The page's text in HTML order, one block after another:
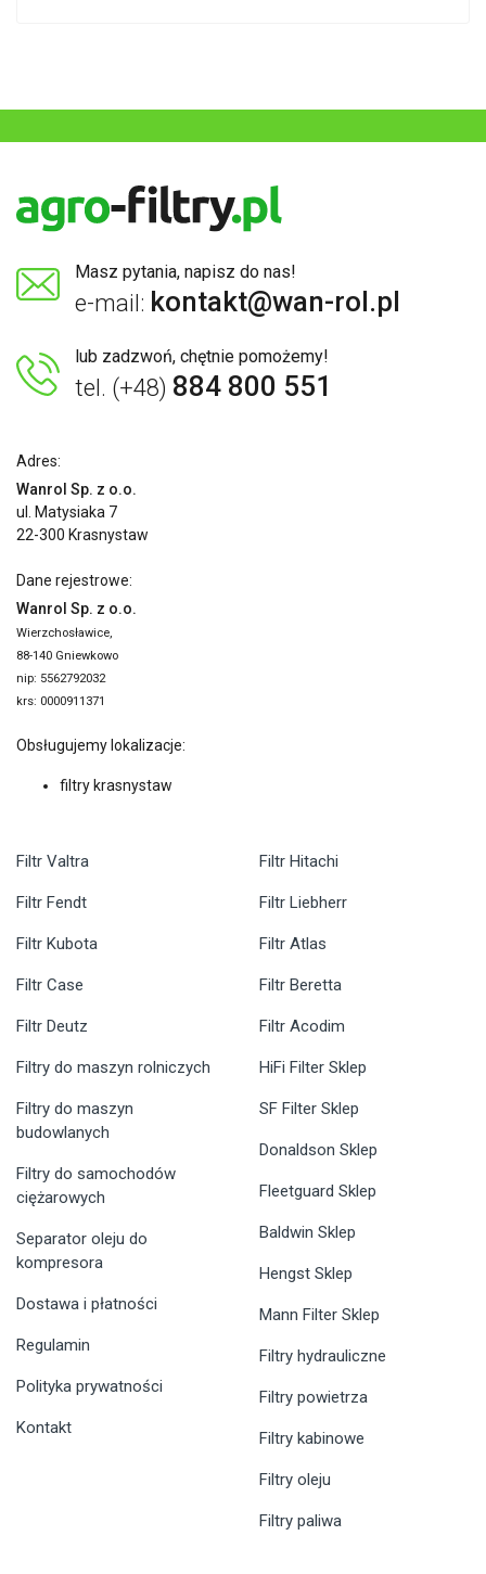
Masz pytania, napisz do nas!
e-mail: kontakt@wan-rol.pl
lub zadzwoń, chętnie pomożemy!
tel. (+48) 884 800 551
Adres:
Wanrol Sp. z o.o.
ul. Matysiaka 7
22-300 Krasnystaw
Dane rejestrowe:
Wanrol Sp. z o.o.
Wierzchosławice,
88-140 Gniewkowo
nip: 5562792032
krs: 0000911371
Obsługujemy lokalizacje:
filtry krasnystaw
Filtr Valtra
Filtr Fendt
Filtr Kubota
Filtr Case
Filtr Deutz
Filtr Hitachi
Filtr Liebherr
Filtr Atlas
Filtr Beretta
Filtr Acodim
Filtry do maszyn rolniczych
Filtry do maszyn
budowlanych
Filtry do samochodów
ciężarowych
Separator oleju do
kompresora
Dostawa i płatności
Regulamin
Polityka prywatności
Kontakt
HiFi Filter Sklep
SF Filter Sklep
Donaldson Sklep
Fleetguard Sklep
Baldwin Sklep
Hengst Sklep
Mann Filter Sklep
Filtry hydrauliczne
Filtry powietrza
Filtry kabinowe
Filtry oleju
Filtry paliwa